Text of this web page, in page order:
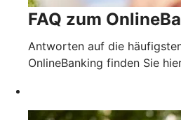
FAQ zum
Antworten auf die
OnlineBanking finden Sie